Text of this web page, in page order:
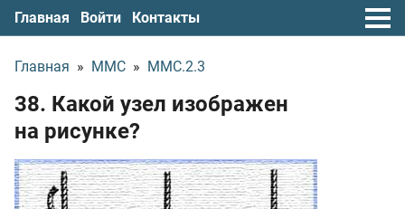
Главная Войти Контакты
Главная » ММС » ММС.2.3
38. Какой узел изображен
на рисунке?